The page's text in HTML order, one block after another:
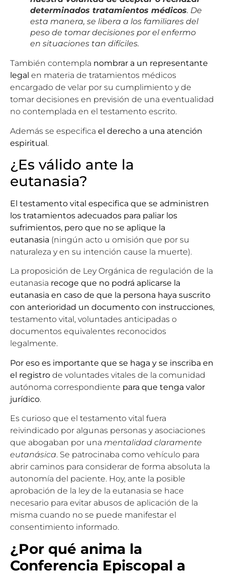
determinados tratamientos médicos. De
esta manera, se libera a los familiares del
peso de tomar decisiones por el enfermo
en situaciones tan difíciles.
También contempla nombrar a un representante
legal en ma­teria de tratamientos médicos
encargado de velar por su cumplimiento y de
tomar decisiones en previsión de una eventualidad
no contemplada en el testamento escrito.
Además se especifica el derecho a una atención
espiritual.
¿Es válido ante la
eutanasia?
El testamento vital especifica que se administren
los tratamientos adecuados para paliar los
sufrimientos, pero que no se aplique la
eutanasia (ningún acto u omisión que por su
naturaleza y en su intención cause la muerte).
La proposición de Ley Orgánica de regulación de la
eutanasia recoge que no podrá aplicarse la
eutanasia en caso de que la persona haya suscrito
con anterioridad un documento con instrucciones,
testamento vital, voluntades anticipadas o
documentos equivalentes reconocidos
legalmente.
Por eso es importante que se haga y se inscriba en
el registro de voluntades vitales de la comunidad
autónoma correspondiente para que tenga valor
jurídico.
Es curioso que el testamento vital fuera
reivindicado por algunas personas y asociaciones
que abogaban por una mentalidad claramente
eutanásica. Se pa­trocinaba como vehículo para
abrir caminos para considerar de forma absoluta la
autonomía del paciente. Hoy, ante la posible
aprobación de la ley de la eutanasia se hace
necesario para evitar abusos de aplicación de la
misma cuando no se puede manifestar el
consentimiento informado.
¿Por qué anima la
Conferencia Episcopal a